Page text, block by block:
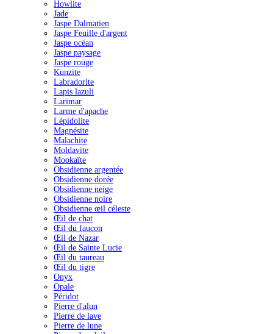
Howlite
Jade
Jaspe Dalmatien
Jaspe Feuille d'argent
Jaspe océan
Jaspe paysage
Jaspe rouge
Kunzite
Labradorite
Lapis lazuli
Larimar
Larme d'apache
Lépidolite
Magnésite
Malachite
Moldavite
Mookaïte
Obsidienne argentée
Obsidienne dorée
Obsidienne neige
Obsidienne noire
Obsidienne œil céleste
Œil de chat
Œil du faucon
Œil de Nazar
Œil de Sainte Lucie
Œil du taureau
Œil du tigre
Onyx
Opale
Péridot
Pierre d'alun
Pierre de lave
Pierre de lune